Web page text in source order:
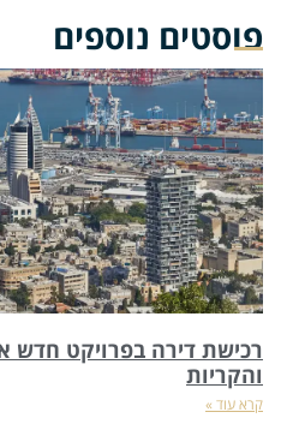
פוסטים נוספים
והקריות
קרא עוד »